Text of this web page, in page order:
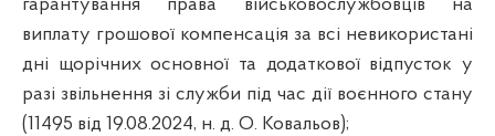
гарантування права військовослужбовців на
виплату грошової компенсація за всі невикористані
дні щорічних основної та додаткової відпусток у
разі звільнення зі служби під час дії воєнного стану
(11495 від 19.08.2024, н. д. О. Ковальов);